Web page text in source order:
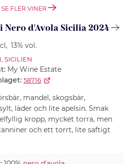
FLER VINER
Nero d'Avola Sicilia 2024
, 13% vol.
SICILIEN
My Wine Estate
58716
mandel, skogsbär,
läder och lite apelsin. Smak
kropp, mycket torra, men
och ett torrt, lite saftigt